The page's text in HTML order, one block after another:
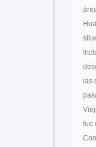
las
fue